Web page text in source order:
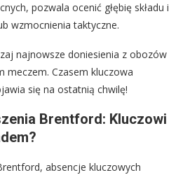
pozwala ocenić głębię składu i
wzmocnienia taktyczne.
najnowsze doniesienia z obozów
meczem. Czasem kluczowa
się na ostatnią chwilę!
Brentford: Kluczowi
absencje kluczowych